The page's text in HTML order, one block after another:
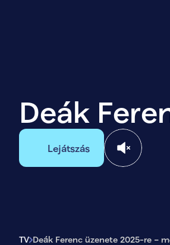
Deák
Lejátszás
TV Deák Ferenc üzenete 2025-re –